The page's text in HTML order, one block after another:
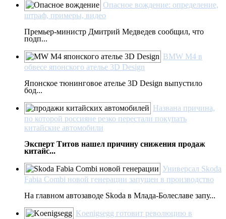
Опасное вождение: определение,
штраф, примеры, видео
Премьер-министр Дмитрий Медведев сообщил, что
подп...
BMW M4 в
обвесе японского ателье 3D Design
Японское тюнинговое ателье 3D Design выпустило
бод...
Названа причина,
по которой россияне резко перестали покупать
китайские автомобили
Эксперт Титов нашел причину снижения продаж
китайс...
Универсал Skoda
Fabia Combi новой генерации запущен в производство
На главном автозаводе Skoda в Млада-Болеславе запу...
Koenigsegg готовит революцию в